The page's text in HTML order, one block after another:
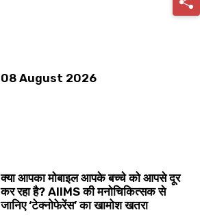
08 August 2026
क्या आपका मोबाइल आपके बच्चे को आपसे दूर
कर रहा है? AIIMS की मनोचिकित्सक से
जानिए ‘टेक्नोफेरेंस’ का खामोश खतरा